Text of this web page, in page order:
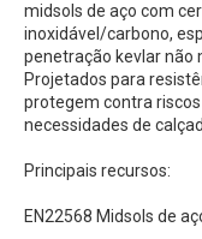
midsols de aço com
inoxidável/carbono,
penetração kevlar não
Projetados para
protegem contra
necessidades de
Principais recursos:
EN22568 Midsols de